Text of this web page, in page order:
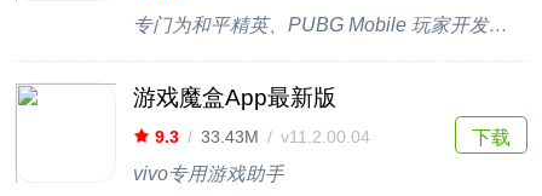
专门为和平精英、PUBG Mobile 玩家开发的画质助手！
游戏魔盒App最新版
9.3 / 33.43M / v11.2.00.04
vivo专用游戏助手
下载